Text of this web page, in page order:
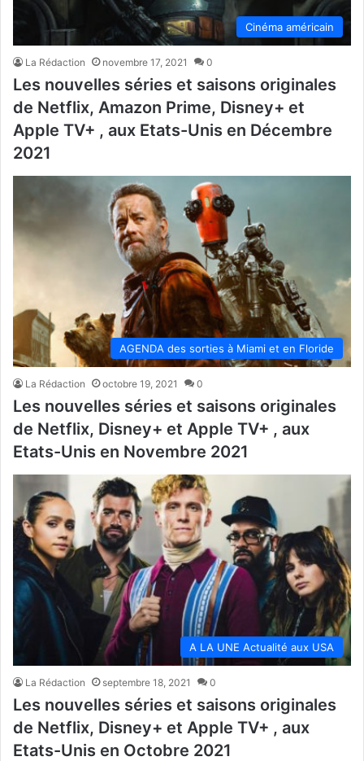
Cinéma américain
La Rédaction novembre 17, 2021 0
Les nouvelles séries et saisons originales
de Netflix, Amazon Prime, Disney+ et
Apple TV+ , aux Etats-Unis en Décembre
2021
AGENDA des sorties à Miami et en Floride
La Rédaction octobre 19, 2021 0
Les nouvelles séries et saisons originales
de Netflix, Disney+ et Apple TV+ , aux
Etats-Unis en Novembre 2021
A LA UNE Actualité aux USA
La Rédaction septembre 18, 2021 0
Les nouvelles séries et saisons originales
de Netflix, Disney+ et Apple TV+ , aux
Etats-Unis en Octobre 2021